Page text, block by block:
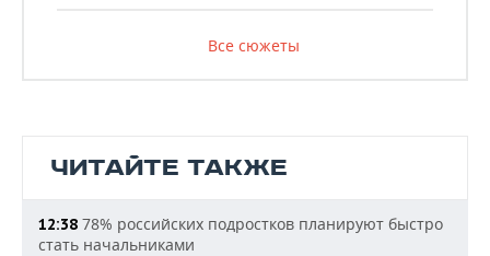
Все сюжеты
ЧИТАЙТЕ ТАКЖЕ
12:38 78% российских подростков планируют быстро
стать начальниками